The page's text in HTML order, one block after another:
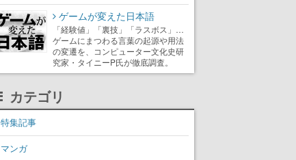
ゲームが変えた日本語
「経験値」「裏技」「ラスボス」…
ゲームにまつわる言葉の起源や用法
の変遷を、コンピューター文化史研
究家・タイニーP氏が徹底調査。
カテゴリ
特集記事
マンガ